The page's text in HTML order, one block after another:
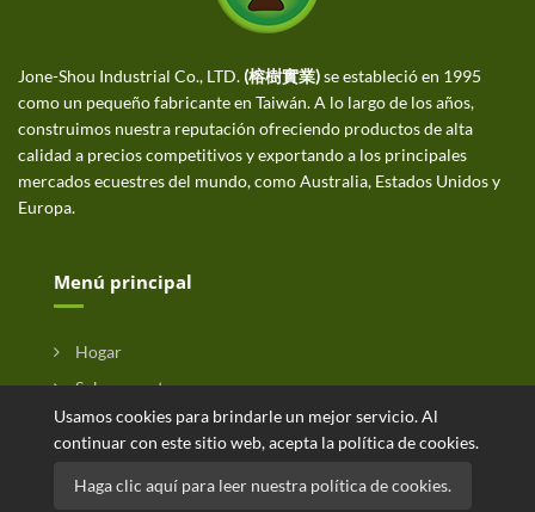
Usamos cookies para brindarle un mejor servicio. Al
continuar con este sitio web, acepta la política de cookies.
Haga clic aquí para leer nuestra política de cookies.
Jone-Shou Industrial Co., LTD. (榕樹實業)se estableció en 1995
como un pequeño fabricante en Taiwán. A lo largo de los años,
construimos nuestra reputación ofreciendo productos de alta
calidad a precios competitivos y exportando a los principales
mercados ecuestres del mundo, como Australia, Estados Unidos y
Europa.
Menú principal
Hogar
Sobre nosotras
Producto
Consulta